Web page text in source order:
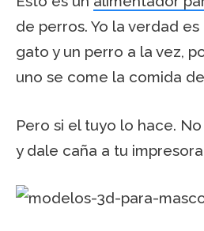
de perros. Yo la verdad
gato y un perro a la vez,
uno se come la comida
Pero si el tuyo lo hace.
y dale caña a tu impresora